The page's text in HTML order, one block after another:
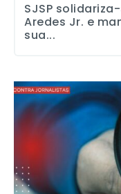
SJSP
Aredes Jr. e
sua...
Sindicato recomenda